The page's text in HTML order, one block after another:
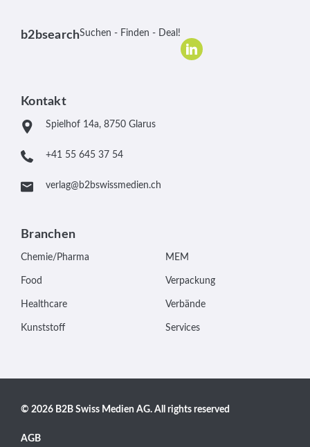
b2bsearchSuchen - Finden - Deal!
Kontakt
Spielhof 14a, 8750 Glarus
+41 55 645 37 54
verlag@b2bswissmedien.ch
Branchen
Chemie/Pharma
Food
Healthcare
Kunststoff
MEM
Verpackung
Verbände
Services
© 2026 B2B Swiss Medien AG. All rights reserved
AGB